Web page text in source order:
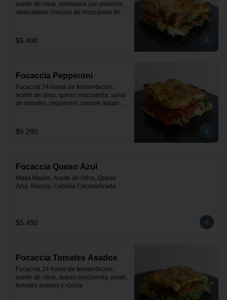
aceite de oliva, mortadela con pistacho,
stracciatella (mezcla de mozzarella fior
$5.490
Focaccia Pepperoni
Focaccia 24 horas de fermentación,
aceite de oliva, queso mozzarella, salsa
de tomates, pepperoni, salame italiano y
$5.290
Focaccia Queso Azul
Masa Madre, Aceite de Oliva, Queso
Azul, Rúcula, Cebolla Caramelizada
$5.490
Focaccia Tomates Asados
Focaccia 24 horas de fermentación,
aceite de oliva, queso mozzarella, pesto,
tomates asados y rúcula